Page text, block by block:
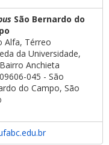
São Bernardo do
Alfa, Térreo
da Universidade,
Anchieta
045 - São
do Campo, São